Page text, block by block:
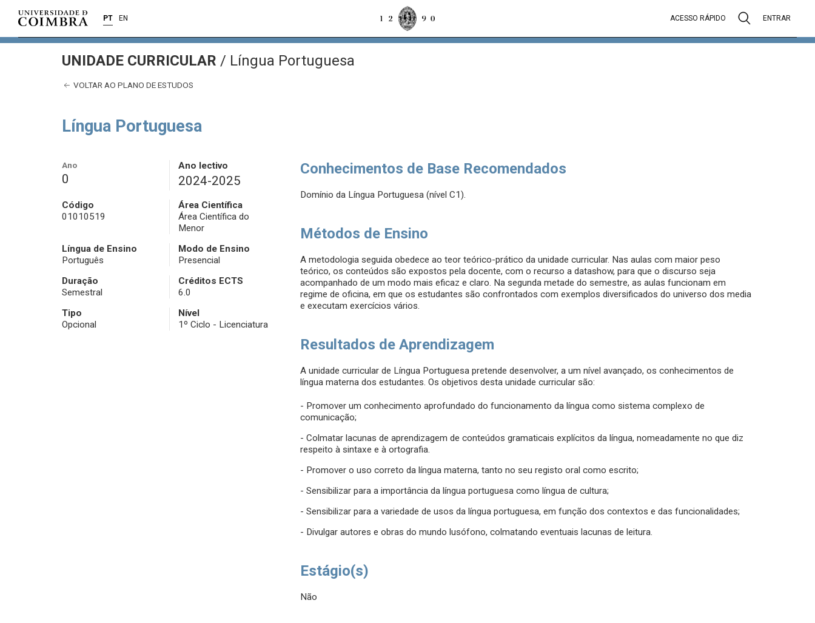
PT EN ACESSO RÁPIDO ENTRAR
UNIDADE CURRICULAR / Língua Portuguesa
VOLTAR AO PLANO DE ESTUDOS
Língua Portuguesa
Ano
0
Ano lectivo
2024-2025
Código
01010519
Área Científica
Área Científica do
Menor
Língua de Ensino
Português
Modo de Ensino
Presencial
Duração
Semestral
Créditos ECTS
6.0
Tipo
Opcional
Nível
1º Ciclo - Licenciatura
Conhecimentos de Base Recomendados
Domínio da Língua Portuguesa (nível C1).
Métodos de Ensino
A metodologia seguida obedece ao teor teórico-prático da unidade curricular. Nas aulas com maior peso
teórico, os conteúdos são expostos pela docente, com o recurso a datashow, para que o discurso seja
acompanhado de um modo mais eficaz e claro. Na segunda metade do semestre, as aulas funcionam em
regime de oficina, em que os estudantes são confrontados com exemplos diversificados do universo dos media
e executam exercícios vários.
Resultados de Aprendizagem
A unidade curricular de Língua Portuguesa pretende desenvolver, a um nível avançado, os conhecimentos de
língua materna dos estudantes. Os objetivos desta unidade curricular são:
- Promover um conhecimento aprofundado do funcionamento da língua como sistema complexo de
comunicação;
- Colmatar lacunas de aprendizagem de conteúdos gramaticais explícitos da língua, nomeadamente no que diz
respeito à sintaxe e à ortografia.
- Promover o uso correto da língua materna, tanto no seu registo oral como escrito;
- Sensibilizar para a importância da língua portuguesa como língua de cultura;
- Sensibilizar para a variedade de usos da língua portuguesa, em função dos contextos e das funcionalidades;
- Divulgar autores e obras do mundo lusófono, colmatando eventuais lacunas de leitura.
Estágio(s)
Não